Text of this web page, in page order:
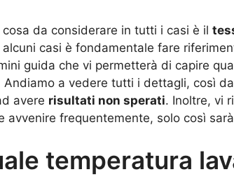
cosa da considerare in tutti i casi è il
casi è fondamentale fare
guida che vi permetterà di capire
Andiamo a vedere tutti i dettagli, così
avere risultati non sperati. Inoltre, vi
avvenire frequentemente, solo così
temperatura